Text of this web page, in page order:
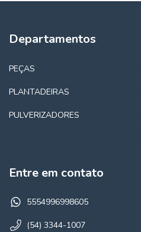
Departamentos
PEÇAS
PLANTADEIRAS
PULVERIZADORES
Entre em contato
5554996998605
(54) 3344-1007